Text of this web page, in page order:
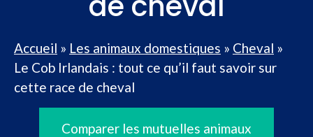
Accueil » Les animaux domestiques » Cheval »
Le Cob Irlandais : tout ce qu’il faut savoir sur
cette race de cheval
Comparer les mutuelles animaux